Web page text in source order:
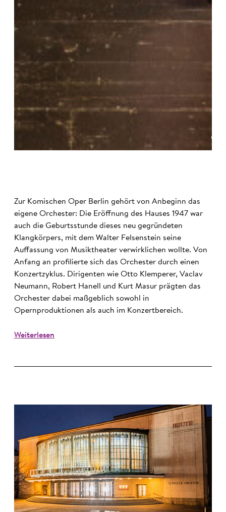
©
Zur Komischen Oper Berlin gehört von Anbeginn das
eigene Orchester: Die Eröffnung des Hauses 1947 war
auch die Geburtsstunde dieses neu gegründeten
Klangkörpers, mit dem Walter Felsenstein seine
Auffassung von Musiktheater verwirklichen wollte. Von
Anfang an profilierte sich das Orchester durch einen
Konzertzyklus. Dirigenten wie Otto Klemperer, Vaclav
Neumann, Robert Hanell und Kurt Masur prägten das
Orchester dabei maßgeblich sowohl in
Opernproduktionen als auch im Konzertbereich.
Weiterlesen